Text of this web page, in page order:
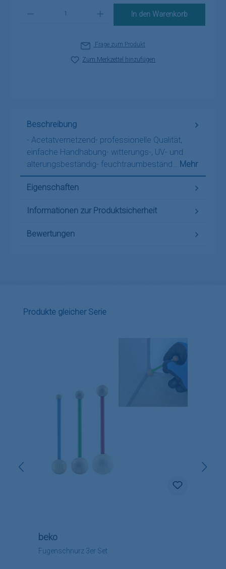
In den Warenkorb
Frage zum Produkt
Zum Merkzettel hinzufügen
Beschreibung
- Acetatvernetzend- professionelle Qualität,
einfache Handhabung- witterungs-, UV- und
alterungsbeständig- feuchtraumbeständ… Mehr
Eigenschaften
Informationen zur Produktsicherheit
Bewertungen
Produktgalerie überspringen
Produkte gleicher Serie
Fugenschnurz 3er Set
beko